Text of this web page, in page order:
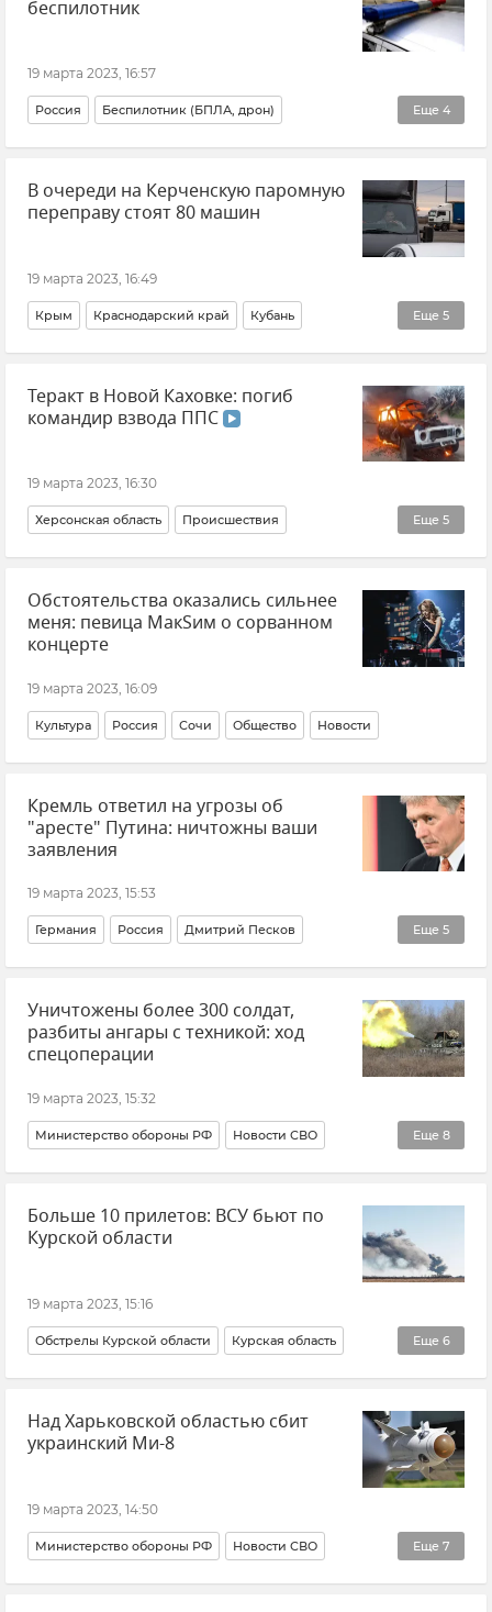
беспилотник
19 марта 2023, 16:57
Еще 4
Россия Беспилотник (БПЛА, дрон)
Происшествия Безопасность Новости
Общество
В очереди на Керченскую паромную
переправу стоят 80 машин
19 марта 2023, 16:49
Еще 5
Крым Краснодарский край Кубань
Керченская паромная переправа
Керченский пролив Транспорт Общество
Теракт в Новой Каховке: погиб
командир взвода ППС
19 марта 2023, 16:30
Еще 5
Херсонская область Происшествия
Новая Каховка
Новости
Обстоятельства оказались сильнее
меня: певица МакSим о сорванном
концерте
19 марта 2023, 16:09
Культура Россия Сочи Общество Новости
Кремль ответил на угрозы об
"аресте" Путина: ничтожны ваши
заявления
19 марта 2023, 15:53
Еще 5
Германия Россия Дмитрий Песков
Владимир Путин (политик)
Международный уголовный суд Политика
В мире Новости
Уничтожены более 300 солдат,
разбиты ангары с техникой: ход
спецоперации
19 марта 2023, 15:32
Еще 8
Министерство обороны РФ Новости СВО
Вооруженные силы России
ВСУ (Вооруженные силы Украины) Украина
Новости
Больше 10 прилетов: ВСУ бьют по
Курской области
19 марта 2023, 15:16
Еще 6
Обстрелы Курской области Курская область
Роман Старовойт Происшествия Россия
ВСУ (Вооруженные силы Украины) Новости
Общество
Над Харьковской областью сбит
украинский Ми-8
19 марта 2023, 14:50
Еще 7
Министерство обороны РФ Новости СВО
Харьковская область Украина Россия